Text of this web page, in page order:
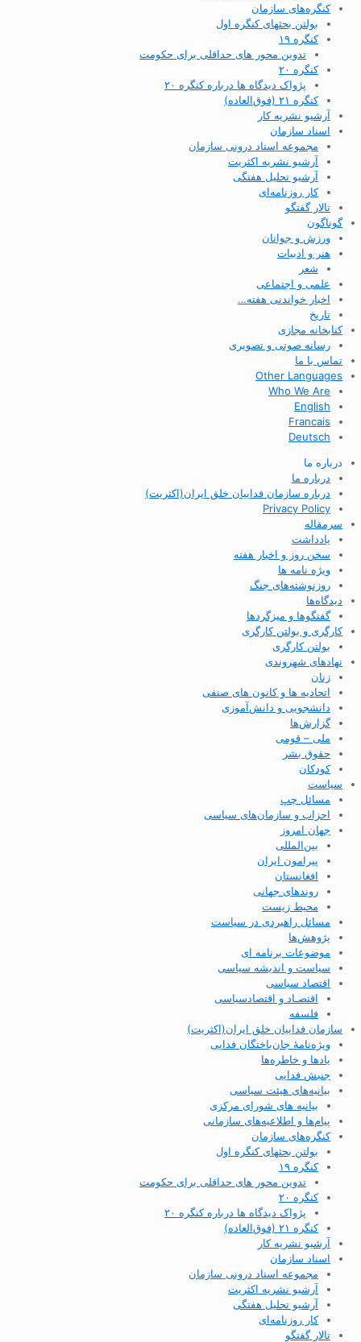
کنگره‌های سازمان
بولتن بحثهای کنگره اول
کنگره ۱۹
تدوین محور های حداقلی برای حکومت
کنگره ۲۰
پژواک دیدگاه ها درباره کنگره ۲۰
کنگره ۲۱ (فوق‌العاده)
آرشیو نشریه کار
اسناد سازمان
مجموعه اسناد درونی سازمان
آرشیو نشریه اکثریت
آرشیو تحلیل هفتگی
کار روزنامه‌ای
تالار گفتگو
گوناگون
ورزش و جوانان
هنر و ادبیات
شعر
علمی و اجتماعی
اخبار خواندنی هفته…
تاریخ
کتابخانه مجازی
رسانه صوتی و تصویری
تماس با ما
Other Languages
Who We Are
English
Francais
Deutsch
درباره ما
درباره ما
درباره سازمان فداییان خلق ایران(اکثریت)
Privacy Policy
سرمقاله
یادداشت
سخن روز و اخبار هفته
ویژه نامه ها
روزنوشته‌های جنگ
دیدگاه‌ها
گفتگوها و میزگردها
کارگری و بولتن کارگری
بولتن کارگری
نهادهای شهروندی
زنان
اتحادیه ها و کانون های صنفی
دانشجویی و دانش‌آموزی
گزارش‌ها
ملی – قومی
حقوق بشر
کودکان
سیاست
مسائل چپ
احزاب و سازمان‌های سیاسی
جهان امروز
بین‌المللی
پیرامون ایران
افغانستان
روندهای جهانی
محیط زیست
مسائل راهبردی در سیاست
پژوهش‌ها
موضوعات برنامه ای
سیاست و اندیشه سیاسی
اقتصاد سیاسی
اقتصـاد و اقتصاد‌سیاسی
فلسفه
سازمان فداییان خلق ایران(اکثریت)
ویژه‌نامهٔ جان‌باختگان فدایی
یادها و خاطره‌ها
جنبش فدایی
بیانیه‌های هیئت سیاسی
بیانیه های شورای مرکزی
پیام‌ها و اطلاعیه‌های سازمانی
کنگره‌های سازمان
بولتن بحثهای کنگره اول
کنگره ۱۹
تدوین محور های حداقلی برای حکومت
کنگره ۲۰
پژواک دیدگاه ها درباره کنگره ۲۰
کنگره ۲۱ (فوق‌العاده)
آرشیو نشریه کار
اسناد سازمان
مجموعه اسناد درونی سازمان
آرشیو نشریه اکثریت
آرشیو تحلیل هفتگی
کار روزنامه‌ای
تالار گفتگو